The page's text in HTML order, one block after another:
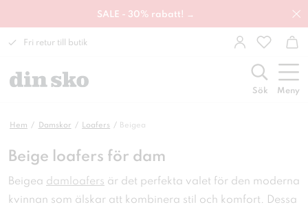
SALE - 30% rabatt! →
Fri retur till butik
Sök Meny
Hem Damskor Loafers Beigea
Beige loafers för dam
Beigea damloafers är det perfekta valet för den moderna
kvinnan som älskar att kombinera stil och komfort. Dessa